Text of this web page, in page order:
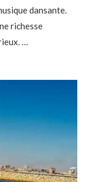
dansante.
richesse
…